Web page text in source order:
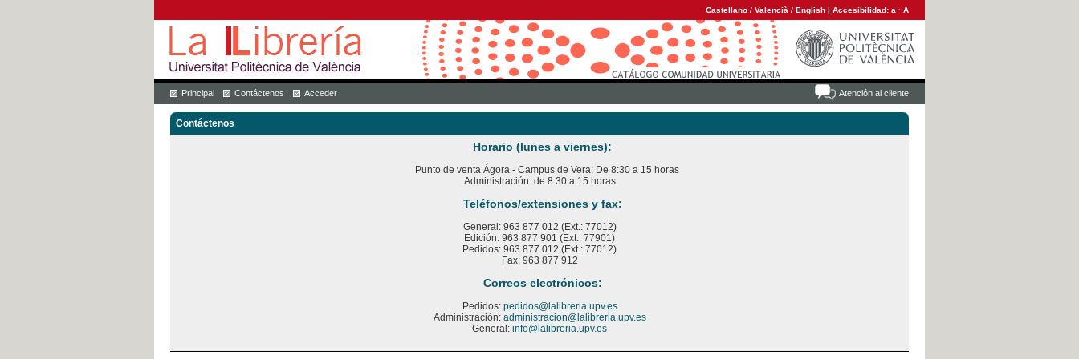
Castellano / Valencià / English | Accesibilidad: a · A
Atención al cliente
Principal Contáctenos Acceder
Contáctenos
Horario (lunes a viernes):
Punto de venta Ágora - Campus de Vera: De 8:30 a 15 horas
Administración: de 8:30 a 15 horas
Teléfonos/extensiones y fax:
General: 963 877 012 (Ext.: 77012)
Edición: 963 877 901 (Ext.: 77901)
Pedidos: 963 877 012 (Ext.: 77012)
Fax: 963 877 912
Correos electrónicos:
Pedidos: pedidos@lalibreria.upv.es
Administración: administracion@lalibreria.upv.es
General: info@lalibreria.upv.es